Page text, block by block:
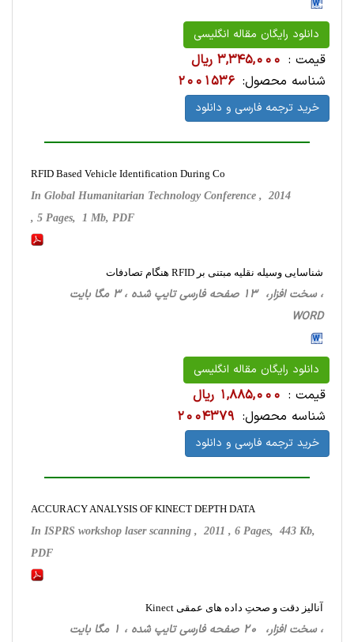
دانلود رایگان مقاله انگلیسی
قیمت : 3,345,000 ریال
شناسه محصول: 2001536
خرید ترجمه فارسی و دانلود
RFID Based Vehicle Identification During Co
In Global Humanitarian Technology Conference , 2014
, 5 Pages, 1 Mb, PDF
شناسایی وسیله نقلیه مبتنی بر RFID هنگام تصادفات
، سخت ‌افزار، 13 صفحه فارسی تایپ شده ، 3 مگا بایت
WORD
دانلود رایگان مقاله انگلیسی
قیمت : 1,885,000 ریال
شناسه محصول: 2004379
خرید ترجمه فارسی و دانلود
ACCURACY ANALYSIS OF KINECT DEPTH DATA
In ISPRS workshop laser scanning , 2011 , 6 Pages, 443 Kb,
PDF
آنالیز دقت و صحتِ داده های عمقی Kinect
، سخت ‌افزار، 20 صفحه فارسی تایپ شده ، 1 مگا بایت